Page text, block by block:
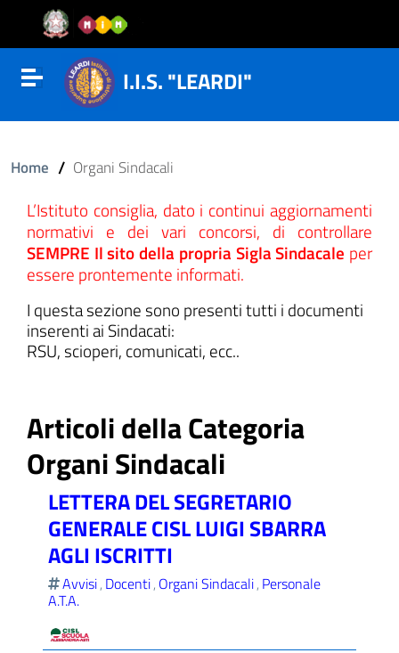
Vai al contenuto
Vail al menu di navigazione
Vai al footer
Attiva disattiva la navigazione
del sito
I.I.S. "LEARDI"
Home / Organi Sindacali
L’Istituto consiglia, dato i continui aggiornamenti
normativi e dei vari concorsi, di controllare
SEMPRE Il sito della propria Sigla Sindacale per
essere prontemente informati.
I questa sezione sono presenti tutti i documenti
inserenti ai Sindacati:
RSU, scioperi, comunicati, ecc..
Articoli della Categoria
Organi Sindacali
LETTERA DEL SEGRETARIO
GENERALE CISL LUIGI SBARRA
AGLI ISCRITTI
Avvisi, Docenti, Organi Sindacali, Personale
A.T.A.